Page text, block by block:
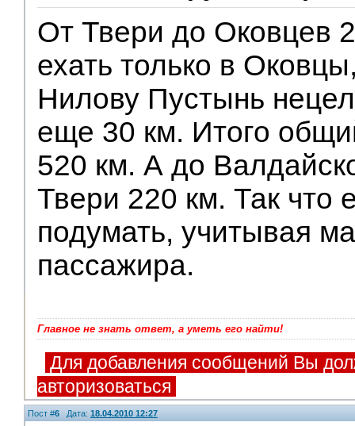
От Твери до Оковцев
ехать только в
Нилову Пустынь
еще 30 км. Итого
520 км. А до
Твери 220 км. Так что
подумать, учитывая
пассажира.
V.I.P.
Главное не знать ответ, а уметь его найти!
Для добавления сообщений Вы
авторизоваться
Пост #6 Дата: 18.04.2010 12:27